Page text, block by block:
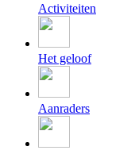
Activiteiten
Het geloof
Aanraders